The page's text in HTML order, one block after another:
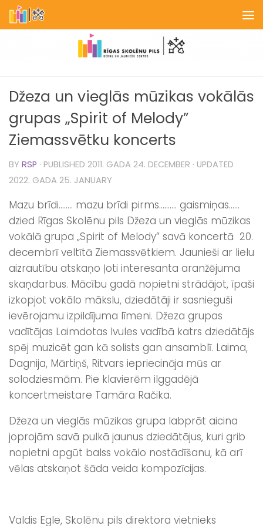
Skip to content
Džeza un vieglās mūzikas vokālās
grupas „Spirit of Melody”
Ziemassvētku koncerts
BY RSP · PUBLISHED 2011. GADA 24. DECEMBER · UPDATED
2022. GADA 25. JANUARY
Mazu brīdi…….. mazu brīdi pirms………. gaismiņas……
dzied Rīgas Skolēnu pils Džeza un vieglās mūzikas
vokālā grupa „Spirit of Melody” savā koncertā 20.
decembrī veltītā Ziemassvētkiem. Jaunieši ar lielu
aizrautību atskaņo ļoti interesanta aranžējuma
skaņdarbus. Mācību gadā nopietni strādājot, īpaši
izkopjot vokālo mākslu, dziedātāji ir sasnieguši
ievērojamu izpildījuma līmeni. Džeza grupas
vadītājas Laimdotas Ivules vadībā katrs dziedātājs
spēj muzicēt gan kā solists gan ansamblī. Laima,
Dagnija, Mārtiņš, Ritvars iepriecināja mūs ar
solodziesmām. Pie klavierēm ilggadējā
koncertmeistare Tamāra Račika.
Džeza un vieglās mūzikas grupa labprāt aicina
joprojām savā pulkā jaunus dziedātājus, kuri grib
nopietni apgūt balss vokālo nostādīšanu, kā arī
vēlas atskaņot šāda veida kompozīcijas.
Valdis Egle, Skolēnu pils direktora vietnieks